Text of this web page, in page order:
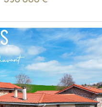
VOIR LE BIEN